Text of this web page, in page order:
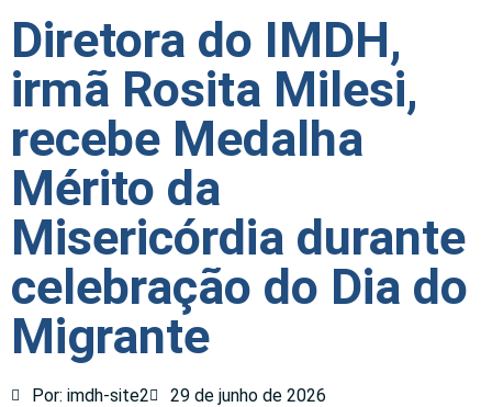
Diretora do IMDH,
irmã Rosita Milesi,
recebe Medalha
Mérito da
Misericórdia durante
celebração do Dia do
Migrante
Por: imdh-site2
29 de junho de 2026